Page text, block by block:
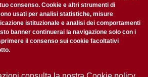
consenso. Cookie e altri strumenti di
usati per analisi statistiche, misure
istituzionale e analisi dei comportamenti
banner continuerai la navigazione solo con i
il consenso sui cookie facoltativi